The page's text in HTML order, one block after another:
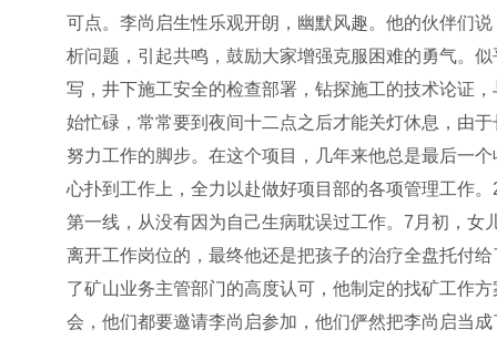
可点。李尚启生性乐观开朗，幽默风趣。他的伙伴们
析问题，引起共鸣，鼓励大家增强克服困难的勇气。
写，井下施工安全的检查部署，钻探施工的技术论证
始忙碌，常常要到夜间十二点之后才能关灯休息，由
努力工作的脚步。在这个项目，几年来他总是最后一
心扑到工作上，全力以赴做好项目部的各项管理工作
第一线，从没有因为自己生病耽误过工作。7月初，
离开工作岗位的，最终他还是把孩子的治疗全盘托付
了矿山业务主管部门的高度认可，他制定的找矿工作
会，他们都要邀请李尚启参加，他们俨然把李尚启当